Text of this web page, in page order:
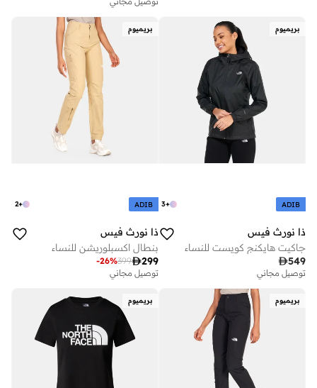
بريميوم
+
3 ADIB
ذا نورث فيس
جاكيت هايكنج كويست للنساء
549
توصيل مجاني
بريميوم
+
2 ADIB
ذا نورث فيس
بنطال اكسبلوريشن للنساء
299
399
-26%
توصيل مجاني
بريميوم بريميوم